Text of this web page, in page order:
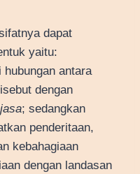
dapat
yaitu:
antara
dengan
; sedangkan
penderitaan,
kebahagiaan
dengan landasan